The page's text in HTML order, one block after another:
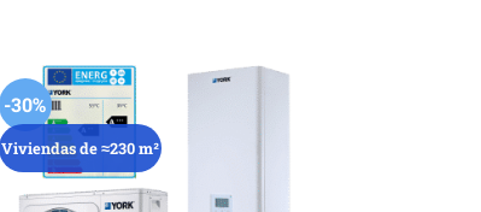
-30%
Viviendas de ≈230 m²